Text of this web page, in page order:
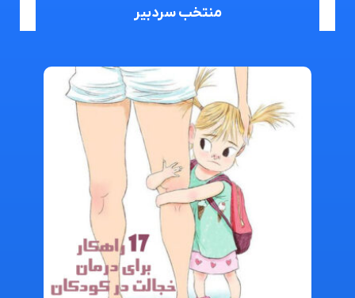
منتخب سردبیر